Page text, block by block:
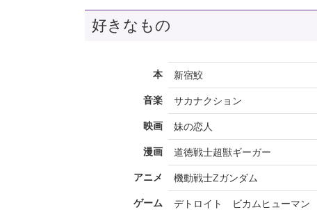
好きなもの
本 新宿鮫
音楽 サカナクション
映画 妹の恋人
漫画 道徳戦士超獣ギーガー
アニメ 機動戦士Zガンダム
ゲーム デトロイト ビカムヒューマン